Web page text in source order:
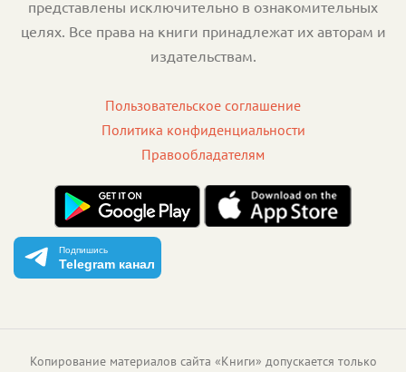
представлены исключительно в ознакомительных
целях. Все права на книги принадлежат их авторам и
издательствам.
Пользовательское соглашение
Политика конфиденциальности
Правообладателям
Подпишись
Telegram канал
Копирование материалов сайта «Книги» допускается только